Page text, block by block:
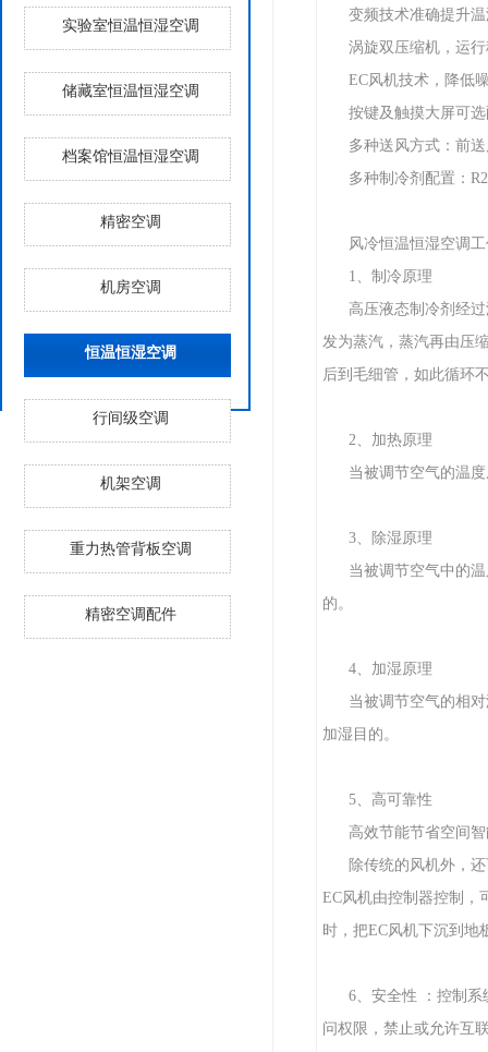
变频技术准确提升
涡旋双压缩机，运
EC风机技术，降低
按键及触摸大屏可
多种送风方式：前
多种制冷剂配置：
风冷恒温恒湿空调
1、制冷原理
高压液态制冷剂经
发为蒸汽，蒸汽再由压
后到毛细管，如此循环
2、加热原理
当被调节空气的温
3、除湿原理
当被调节空气中的
的。
4、加湿原理
当被调节空气的相
加湿目的。
5、高可靠性
高效节能节省空间
除传统的风机外，
EC风机由控制器控制，
时，把EC风机下沉到地
6、安全性 ：控制系
问权限，禁止或允许互
实验室恒温恒湿空调
储藏室恒温恒湿空调
档案馆恒温恒湿空调
精密空调
机房空调
恒温恒湿空调
行间级空调
机架空调
重力热管背板空调
精密空调配件